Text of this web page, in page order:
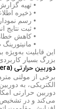
• تهیه
• ذخیره
• رسم
• ثبت نتایج
• کاهش
•
این قابلیت به‌ویژه
بزرگ بسیار
دوربین حرارتی (Thermal Camera)
برخی از مولتی
الکتریکی، به
دوربین حرارتی
می‌کند و در تشخیص